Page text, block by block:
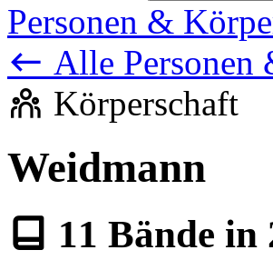
Personen &
Alle Personen
Körperschaft
Weidmann
11 Bände in